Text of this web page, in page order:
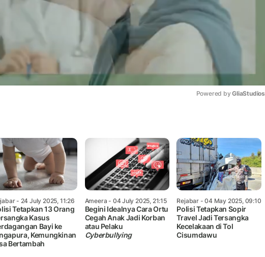
Powered by GliaStudios
- 24 July 2025, 11:26
Tetapkan 13 Orang
Kasus
Bayi ke
Kemungkinan
Bertambah
Ameera - 04 July 2025, 21:15
Begini Idealnya Cara Ortu
Cegah Anak Jadi Korban
atau Pelaku
Cyberbullying
Rejabar- 04 May 2025, 09:10
Polisi Tetapkan Sopir
Travel Jadi Tersangka
Kecelakaan di Tol
Cisumdawu